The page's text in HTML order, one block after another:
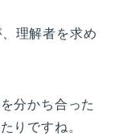
理解者を求め
分かち合った
りですね。